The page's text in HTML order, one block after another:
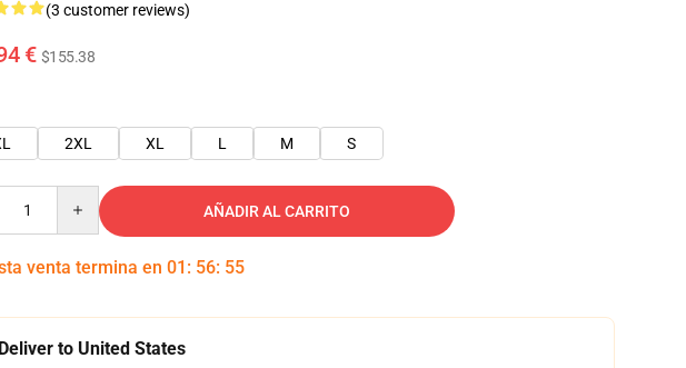
(3 customer reviews)
€ $155.38
2XL XL L M S
AÑADIR AL CARRITO
venta termina en 01 : 56: 54
Deliver to United States